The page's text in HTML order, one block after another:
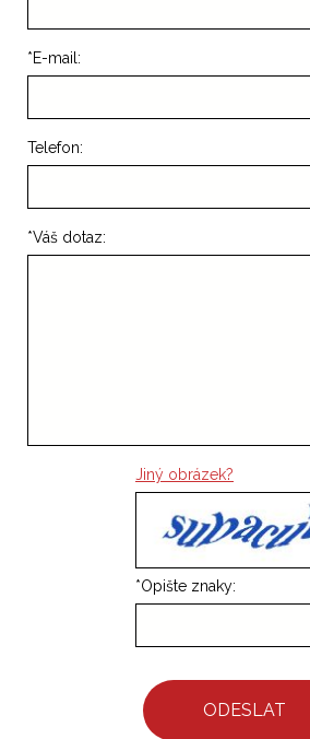
E-mail:
*
Telefon:
Váš dotaz:
*
Jiný obrázek?
Opište znaky:
*
ODESLAT